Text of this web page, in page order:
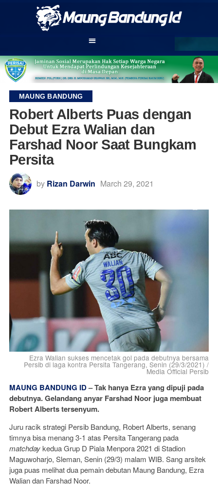
MAUNG BANDUNG
Robert Alberts Puas dengan
Debut Ezra Walian dan
Farshad Noor Saat Bungkam
Persita
by Rizan Darwin March 29, 2021
Ezra Walian sukses mencetak gol pada debutnya bersama
Persib di laga kontra Persita Tangerang, Senin (29/3/2021) /
Media Official Persib
MAUNG BANDUNG ID–Tak hanya Ezra yang dipuji pada
debutnya. Gelandang anyar Farshad Noor juga membuat
Robert Alberts tersenyum.
Juru racik strategi Persib Bandung, Robert Alberts, senang
timnya bisa menang 3-1 atas Persita Tangerang pada
matchdaykedua Grup D Piala Menpora 2021 di Stadion
Maguwoharjo, Sleman, Senin (29/3) malam WIB. Sang arsitek
juga puas melihat dua pemain debutan Maung Bandung, Ezra
Walian dan Farshad Noor.